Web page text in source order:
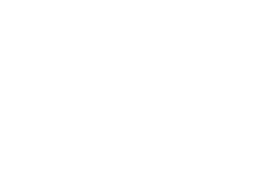
sintonías oficiales de
Javier Arnal y la obra de
Díaz ha agradecido el apoyo
festival, así como a las
este evento siga creciendo